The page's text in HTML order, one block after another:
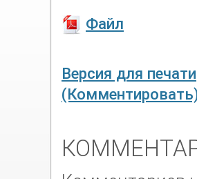
Файл
Версия для печати